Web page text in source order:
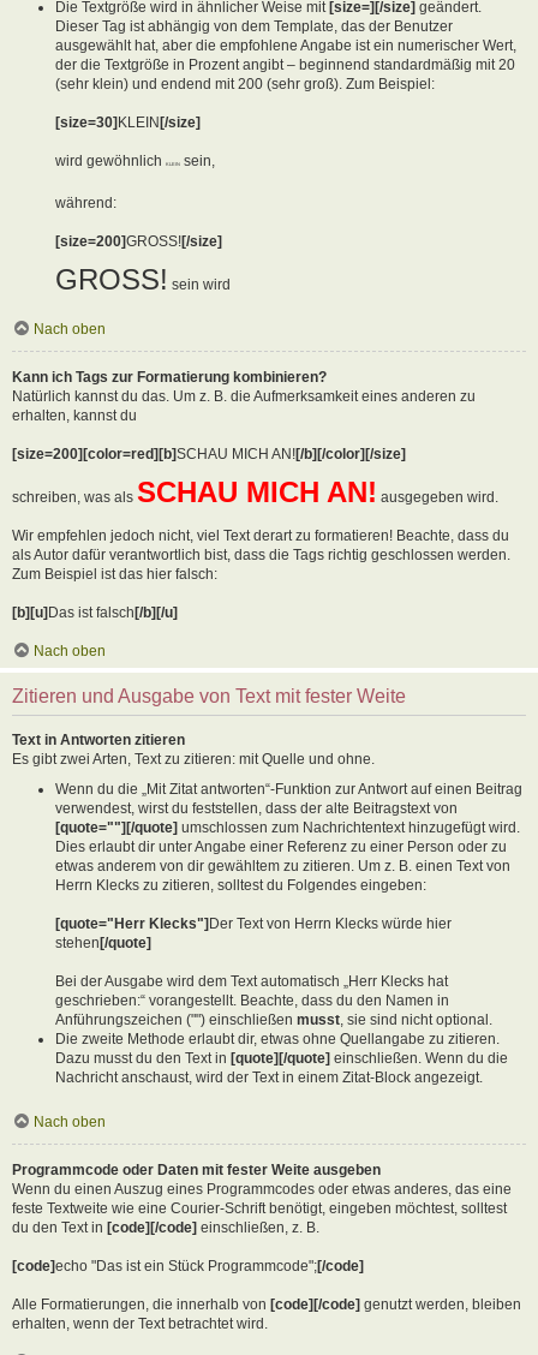
Die Textgröße wird in ähnlicher Weise mit [size=][/size] geändert.
Dieser Tag ist abhängig von dem Template, das der Benutzer
ausgewählt hat, aber die empfohlene Angabe ist ein numerischer Wert,
der die Textgröße in Prozent angibt – beginnend standardmäßig mit 20
(sehr klein) und endend mit 200 (sehr groß). Zum Beispiel:
[size=30]KLEIN[/size]
wird gewöhnlich KLEIN sein,
während:
[size=200]GROSS![/size]
GROSS! sein wird
Nach oben
Kann ich Tags zur Formatierung kombinieren?
Natürlich kannst du das. Um z. B. die Aufmerksamkeit eines anderen zu
erhalten, kannst du
[size=200][color=red][b]SCHAU MICH AN![/b][/color][/size]
schreiben, was als SCHAU MICH AN! ausgegeben wird.
Wir empfehlen jedoch nicht, viel Text derart zu formatieren! Beachte, dass du
als Autor dafür verantwortlich bist, dass die Tags richtig geschlossen werden.
Zum Beispiel ist das hier falsch:
[b][u]Das ist falsch[/b][/u]
Nach oben
Zitieren und Ausgabe von Text mit fester Weite
Text in Antworten zitieren
Es gibt zwei Arten, Text zu zitieren: mit Quelle und ohne.
Wenn du die „Mit Zitat antworten“-Funktion zur Antwort auf einen Beitrag
verwendest, wirst du feststellen, dass der alte Beitragstext von
[quote=""][/quote] umschlossen zum Nachrichtentext hinzugefügt wird.
Dies erlaubt dir unter Angabe einer Referenz zu einer Person oder zu
etwas anderem von dir gewähltem zu zitieren. Um z. B. einen Text von
Herrn Klecks zu zitieren, solltest du Folgendes eingeben:
[quote="Herr Klecks"] Der Text von Herrn Klecks würde hier
stehen [/quote]
Bei der Ausgabe wird dem Text automatisch „Herr Klecks hat
geschrieben:“ vorangestellt. Beachte, dass du den Namen in
Anführungszeichen ("") einschließen musst, sie sind nicht optional.
Die zweite Methode erlaubt dir, etwas ohne Quellangabe zu zitieren.
Dazu musst du den Text in [quote][/quote] einschließen. Wenn du die
Nachricht anschaust, wird der Text in einem Zitat-Block angezeigt.
Nach oben
Programmcode oder Daten mit fester Weite ausgeben
Wenn du einen Auszug eines Programmcodes oder etwas anderes, das eine
feste Textweite wie eine Courier-Schrift benötigt, eingeben möchtest, solltest
du den Text in [code][/code] einschließen, z. B.
[code]echo "Das ist ein Stück Programmcode";[/code]
Alle Formatierungen, die innerhalb von [code][/code] genutzt werden, bleiben
erhalten, wenn der Text betrachtet wird.